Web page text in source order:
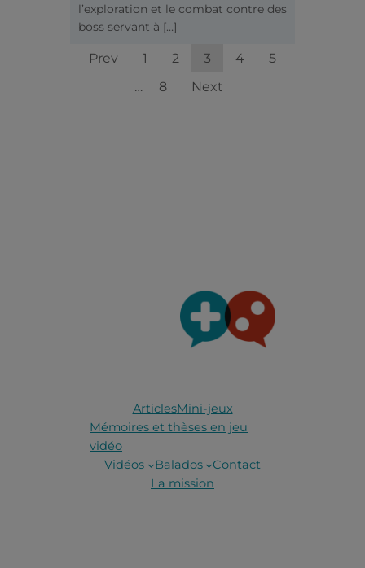
l’exploration et le combat contre des
boss servant à […]
Prev 1 2 3 4
5
…
8 Next
ArticlesMini-jeux
Mémoires et thèses en jeu
vidéo
Vidéos
Balados
Contact
La mission